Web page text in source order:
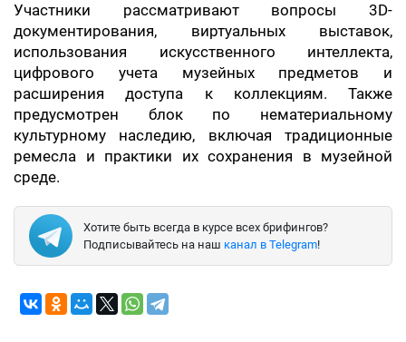
Участники рассматривают вопросы 3D-
документирования, виртуальных выставок,
использования искусственного интеллекта,
цифрового учета музейных предметов и
расширения доступа к коллекциям. Также
предусмотрен блок по нематериальному
культурному наследию, включая традиционные
ремесла и практики их сохранения в музейной
среде.
Хотите быть всегда в курсе всех брифингов?
Подписывайтесь на наш канал в Telegram!